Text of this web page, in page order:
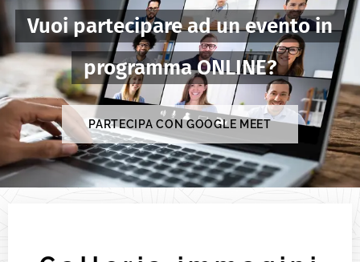
Vuoi partecipare ad un evento in
programma ONLINE?
PARTECIPA CON GOOGLE MEET